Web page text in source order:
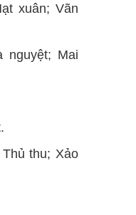
xuân; Vãn
nguyệt; Mai
thu; Xảo